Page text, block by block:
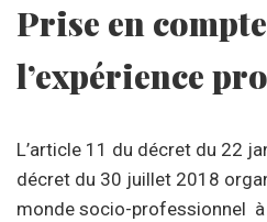
Prise en
l’expérience
L’article 11 du décret du 22
décret du 30 juillet 2018
monde socio-professionnel